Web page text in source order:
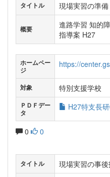
タイトル 現場実習の準備
概要
進路学習 知的
指導案 H27
ホームペー
ジ
https://
対象 特別支援学校
ＰＤＦデー
タ
H27特支長
0 0
タイトル 現場実習の事